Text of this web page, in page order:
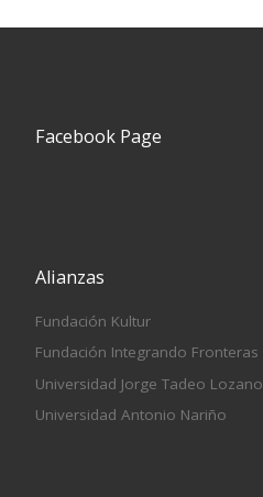
Facebook Page
Alianzas
Fundación Kultur
Fundación Integrando Fronteras
Universidad Jorge Tadeo Lozano
Universidad Antonio Nariño